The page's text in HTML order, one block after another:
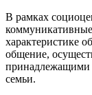
В рамках
характеристике
общение,
принадлежащими
семьи.